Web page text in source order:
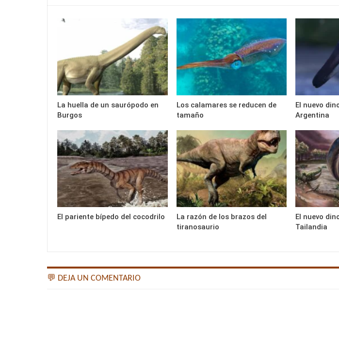
La huella de un saurópodo en
Burgos
Los calamares se reducen de
tamaño
El nuevo
Argentina
El pariente bípedo del cocodrilo
La razón de los brazos del
tiranosaurio
El nuevo
Tailandia
💬 DEJA UN COMENTARIO